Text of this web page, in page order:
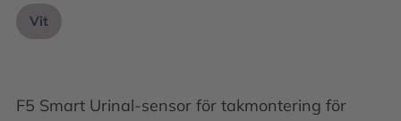
F5 Smart Urinal-sensor för takmontering för
Vit